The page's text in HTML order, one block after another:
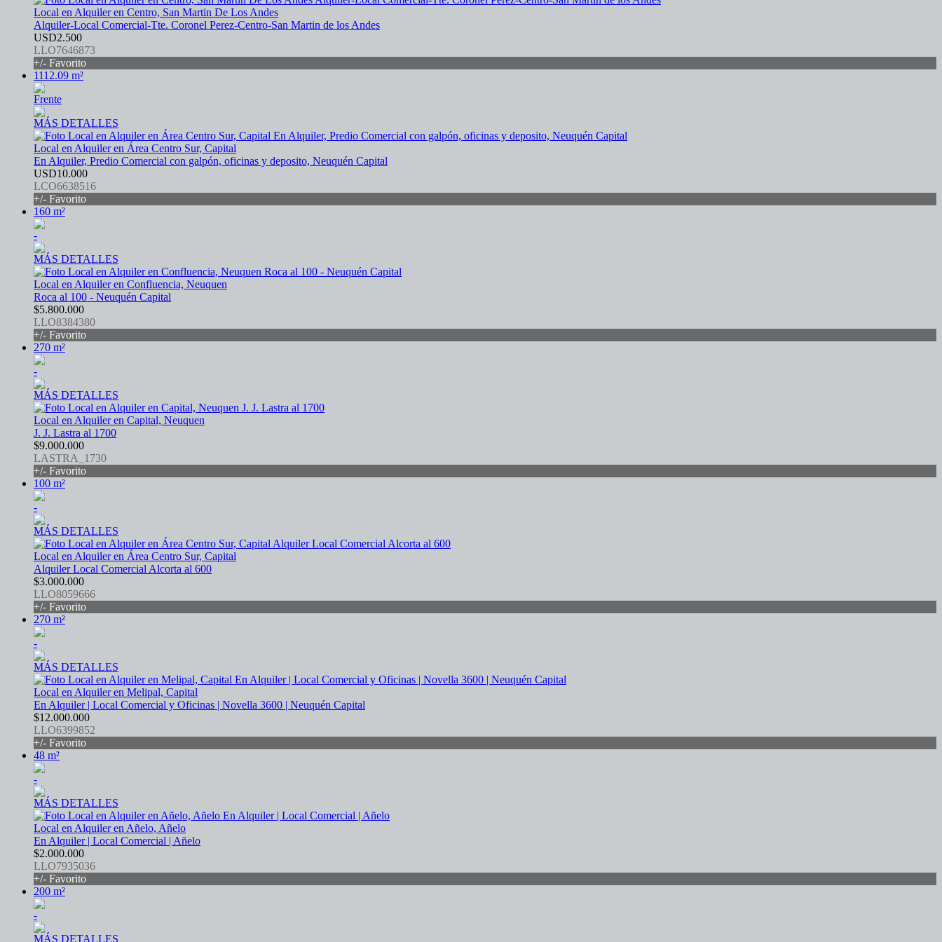
Local en Alquiler en Centro, San Martin De Los Andes
Alquiler-Local Comercial-Tte. Coronel Perez-Centro-San Martin de los Andes
USD2.500
LLO7646873
+/- Favorito
1112.09 m²
Frente
MÁS DETALLES
Local en Alquiler en Área Centro Sur, Capital
En Alquiler, Predio Comercial con galpón, oficinas y deposito, Neuquén Capital
USD10.000
LCO6638516
+/- Favorito
160 m²
-
MÁS DETALLES
Local en Alquiler en Confluencia, Neuquen
Roca al 100 - Neuquén Capital
$5.800.000
LLO8384380
+/- Favorito
270 m²
-
MÁS DETALLES
Local en Alquiler en Capital, Neuquen
J. J. Lastra al 1700
$9.000.000
LASTRA_1730
+/- Favorito
100 m²
-
MÁS DETALLES
Local en Alquiler en Área Centro Sur, Capital
Alquiler Local Comercial Alcorta al 600
$3.000.000
LLO8059666
+/- Favorito
270 m²
-
MÁS DETALLES
Local en Alquiler en Melipal, Capital
En Alquiler | Local Comercial y Oficinas | Novella 3600 | Neuquén Capital
$12.000.000
LLO6399852
+/- Favorito
48 m²
-
MÁS DETALLES
Local en Alquiler en Añelo, Añelo
En Alquiler | Local Comercial | Añelo
$2.000.000
LLO7935036
+/- Favorito
200 m²
-
MÁS DETALLES